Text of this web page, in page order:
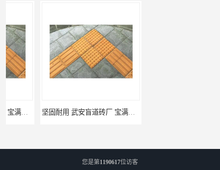
坚固耐用 武安盲道砖厂 宝满建材
您是第1190617位访客